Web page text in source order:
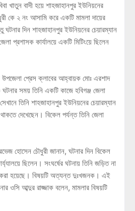
খাতুন বাদী হয়ে শাহজাহানপুর ইউনিয়নের
কে ২ নং আসামি করে একটি মামলা দায়ের
দিন শাহজাহানপুর ইউনিয়নের চেয়ারম্যান
প্রশাসক কার্যালয়ে একটি মিটিংয়ে ছিলেন
উপজেলা প্রেস ক্লাবের আহ্বায়ক মোঃ এরশাদ
সময় তিনি একটি কাজে হবিগঞ্জ জেলা
তিনি শাহজাহানপুর ইউনিয়নের চেয়ারম্যান
দেখেছেন। বিকেল পর্যন্ত তিনি জেলা
হোসেন চৌধুরী জানান, ঘটনার দিন বিকেল
ছিলেন। সংঘর্ষের ঘটনায় তিনি জড়িত না
হয়েছে। বিষয়টি অত্যন্ত দুঃখজনক। এই
ওসি আব্দুর রাজ্জাক বলেন, মামলার বিষয়টি